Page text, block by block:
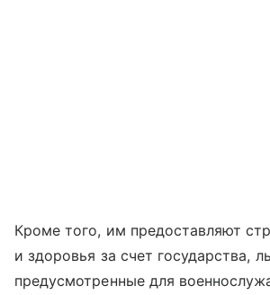
Кроме того, им предоставляют
и здоровья за счет государства,
предусмотренные для